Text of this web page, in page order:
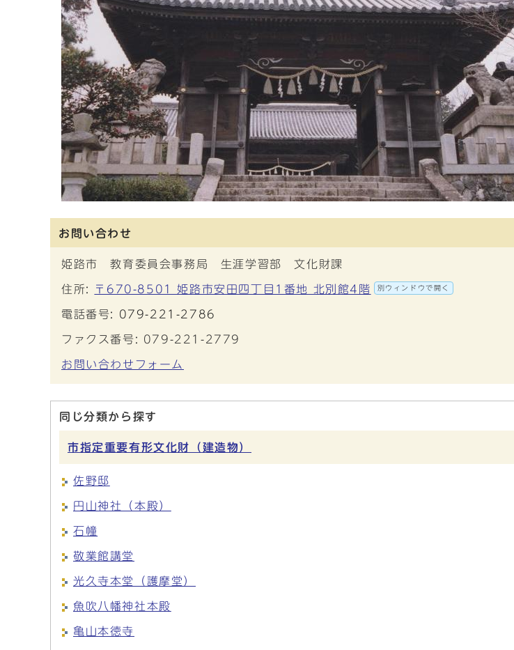
お問い合わせ
姫路市 教育委員会事務局 生涯学習部 文化財課
住所: 〒670-8501 姫路市安田四丁目1番地 北別館4階 別ウィンドウで開く
電話番号: 079-221-2786
ファクス番号: 079-221-2779
お問い合わせフォーム
同じ分類から探す
市指定重要有形文化財（建造物）
佐野邸
円山神社（本殿）
石幢
敬業館講堂
光久寺本堂（護摩堂）
魚吹八幡神社本殿
亀山本徳寺